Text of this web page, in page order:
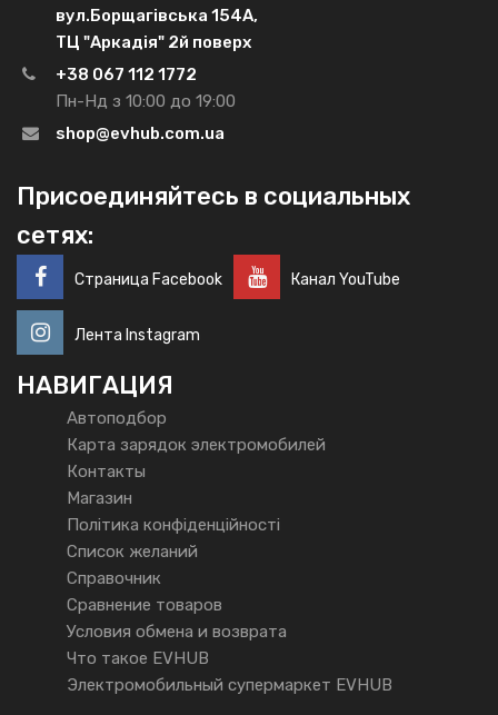
вул.Борщагівська 154А,
ТЦ "Аркадія" 2й поверх
+38 067 112 1772
Пн-Нд з 10:00 до 19:00
shop@evhub.com.ua
Присоединяйтесь в социальных
сетях:
Страница Facebook Канал YouTube
Лента Instagram
НАВИГАЦИЯ
Автоподбор
Карта зарядок электромобилей
Контакты
Магазин
Політика конфіденційності
Список желаний
Справочник
Сравнение товаров
Условия обмена и возврата
Что такое EVHUB
Электромобильный супермаркет EVHUB